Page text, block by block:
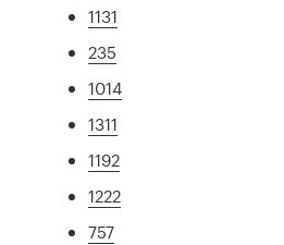
1131
235
1014
1311
1192
1222
757